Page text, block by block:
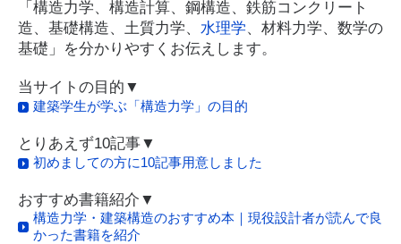
「構造力学、構造計算、鋼構造、鉄筋コンクリート
造、基礎構造、土質力学、 水理学、材料力学、数学の
基礎」を分かりやすくお伝えします。
当サイトの目的▼
建築学生が学ぶ「構造力学」の目的
とりあえず10記事▼
初めましての方に10記事用意しました
おすすめ書籍紹介▼
構造力学・建築構造のおすすめ本｜現役設計者が読んで良
かった書籍を紹介